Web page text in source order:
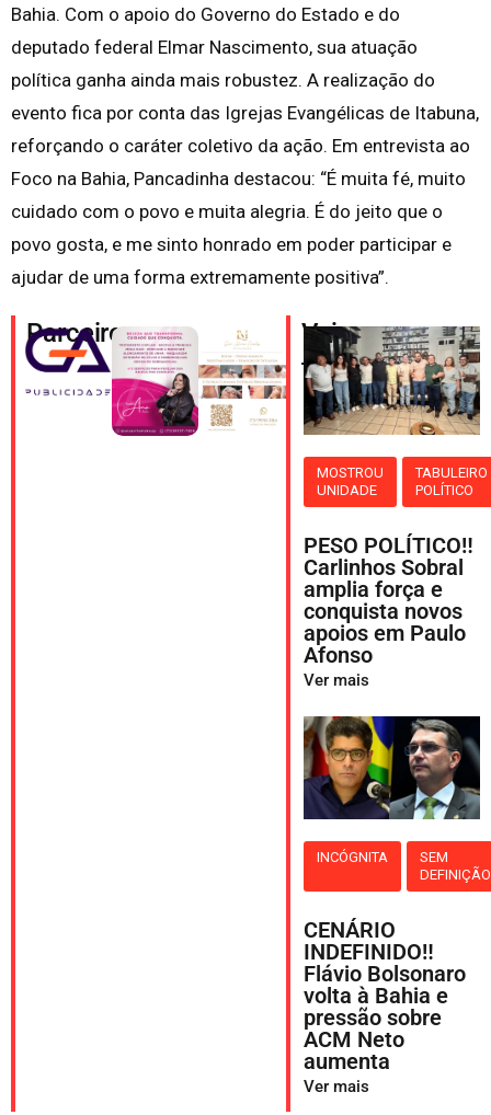
Bahia. Com o apoio do Governo do Estado e do
deputado federal Elmar Nascimento, sua atuação
política ganha ainda mais robustez. A realização do
evento fica por conta das Igrejas Evangélicas de Itabuna,
reforçando o caráter coletivo da ação. Em entrevista ao
Foco na Bahia, Pancadinha destacou: “É muita fé, muito
cuidado com o povo e muita alegria. É do jeito que o
povo gosta, e me sinto honrado em poder participar e
ajudar de uma forma extremamente positiva”.
Parceiros
Veja
também
MOSTROU
UNIDADE
TABULEIRO
POLÍTICO
PESO POLÍTICO‼️
Carlinhos Sobral
amplia força e
conquista novos
apoios em Paulo
Afonso
Ver mais
INCÓGNITA
SEM
DEFINIÇÃO
CENÁRIO
INDEFINIDO‼️
Flávio Bolsonaro
volta à Bahia e
pressão sobre
ACM Neto
aumenta
Ver mais